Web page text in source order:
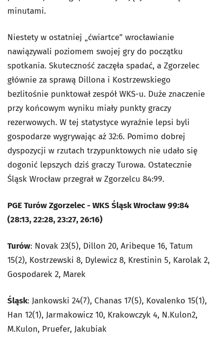
minutami.
Niestety w ostatniej „ćwiartce” wrocławianie
nawiązywali poziomem swojej gry do początku
spotkania. Skuteczność zaczęła spadać, a Zgorzelec
głównie za sprawą Dillona i Kostrzewskiego
bezlitośnie punktował zespół WKS-u. Duże znaczenie
przy końcowym wyniku miały punkty graczy
rezerwowych. W tej statystyce wyraźnie lepsi byli
gospodarze wygrywając aż 32:6. Pomimo dobrej
dyspozycji w rzutach trzypunktowych nie udało się
dogonić lepszych dziś graczy Turowa. Ostatecznie
Śląsk Wrocław przegrał w Zgorzelcu 84:99.
PGE Turów Zgorzelec - WKS Śląsk Wrocław 99:84
(28:13, 22:28, 23:27, 26:16)
Turów: Novak 23(5), Dillon 20, Aribeque 16, Tatum
15(2), Kostrzewski 8, Dylewicz 8, Krestinin 5, Karolak 2,
Gospodarek 2, Marek
Śląsk: Jankowski 24(7), Chanas 17(5), Kovalenko 15(1),
Han 12(1), Jarmakowicz 10, Krakowczyk 4, N.Kulon2,
M.Kulon, Pruefer, Jakubiak